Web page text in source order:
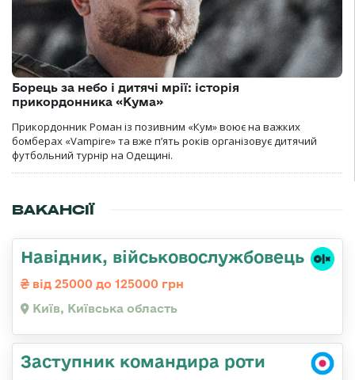
Борець за небо і дитячі мрії: історія
прикордонника «Кума»
Прикордонник Роман із позивним «Кум» воює на важких
бомберах «Vampire» та вже п’ять років організовує дитячий
футбольний турнір на Одещині.
ВАКАНСІЇ
Навідник, військовослужбовець
від 25000 до 125000 грн
Київ, Київська область
Заступник командира роти